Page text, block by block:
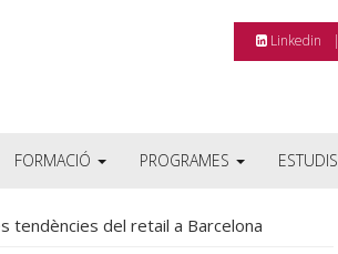
Linkedin
FORMACIÓ PROGRAMES ESTUDIS
tendències del retail a Barcelona